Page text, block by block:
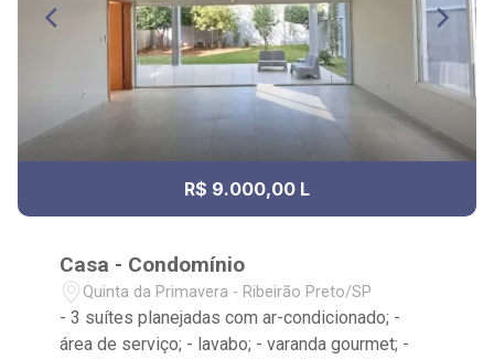
R$ 9.000,00 L
Casa - Condomínio
Quinta da Primavera - Ribeirão Preto/SP
- 3 suítes planejadas com ar-condicionado; -
área de serviço; - lavabo; - varanda gourmet; -